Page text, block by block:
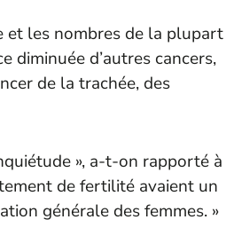
et les nombres de la plupart
diminuée d’autres cancers,
de la trachée, des
», a-t-on rapporté à
de fertilité avaient un
générale des femmes. »